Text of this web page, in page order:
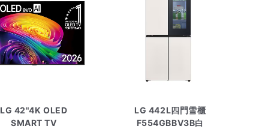
LG 42"4K OLED
SMART TV
LG 442L四門雪櫃
F554GBBV3B白